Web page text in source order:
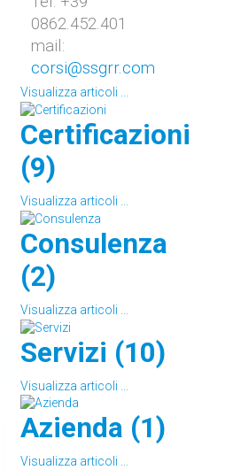
0862.452.401
mail:
corsi@ssgrr.com
Visualizza articoli ...
Certificazioni
(9)
Visualizza articoli ...
Consulenza
(2)
Visualizza articoli ...
Servizi (10)
Visualizza articoli ...
Azienda (1)
Visualizza articoli ...